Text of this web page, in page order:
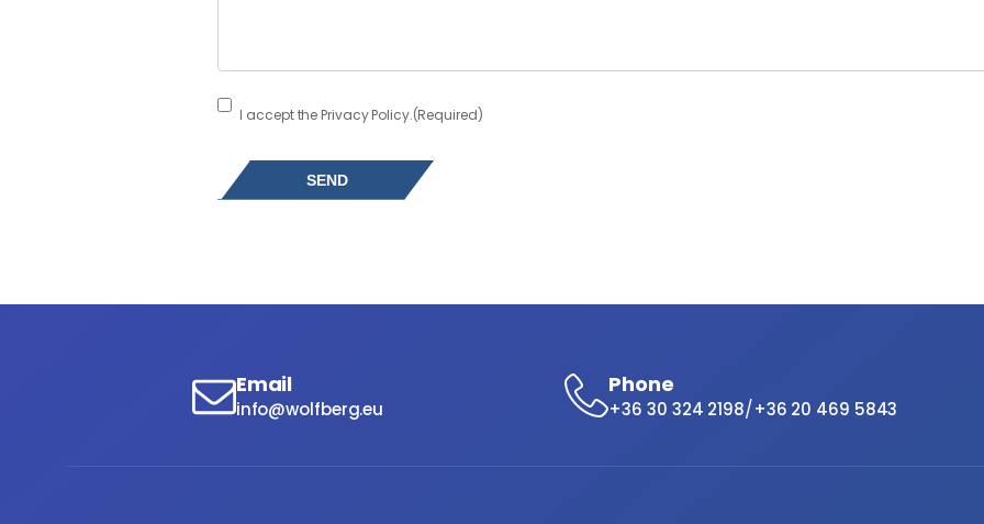
Consent (Required)
I accept the Privacy Policy.(Required)
Email
info@wolfberg.eu
Phone
+36 30 324 2198/+36 20 469 5843